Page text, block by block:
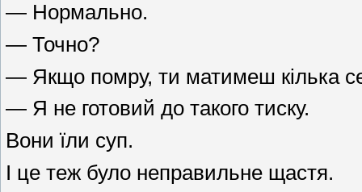
— Нормально.
— Точно?
— Якщо помру, ти матимеш кілька
— Я не готовий до такого тиску.
Вони їли суп.
І це теж було неправильне щастя.